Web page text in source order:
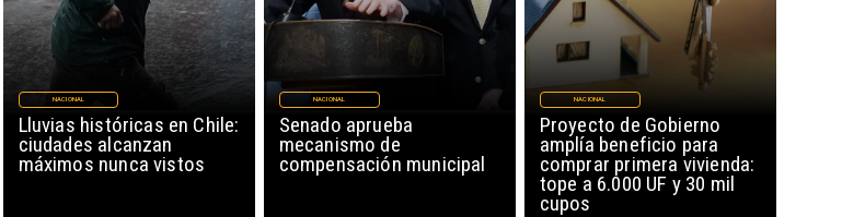
Lluvias históricas en Chile:
ciudades alcanzan
máximos nunca vistos
NACIONAL
Senado aprueba
mecanismo de
compensación municipal
NACIONAL
Proyecto de Gobierno
amplía beneficio para
comprar primera vivienda:
tope a 6.000 UF y 30 mil
cupos
NACIONAL